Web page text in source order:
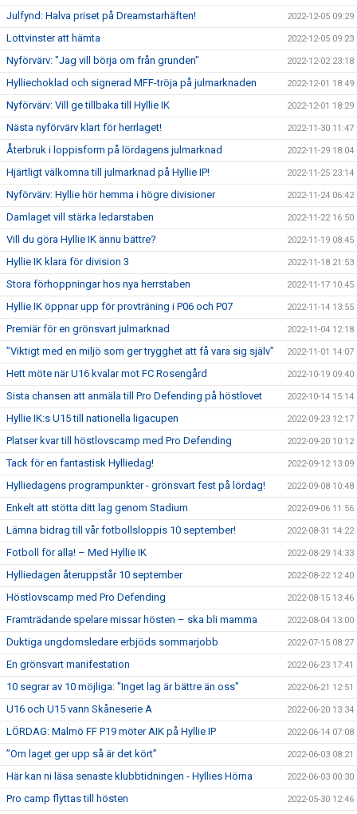
Julfynd: Halva priset på Dreamstarhäften! 2022-12-05 09:29
Lottvinster att hämta 2022-12-05 09:23
Nyförvärv: "Jag vill börja om från grunden" 2022-12-02 23:18
Hylliechoklad och signerad MFF-tröja på julmarknaden 2022-12-01 18:49
Nyförvärv: Vill ge tillbaka till Hyllie IK 2022-12-01 18:29
Nästa nyförvärv klart för herrlaget! 2022-11-30 11:47
Återbruk i loppisform på lördagens julmarknad 2022-11-29 18:04
Hjärtligt välkomna till julmarknad på Hyllie IP! 2022-11-25 23:14
Nyförvärv: Hyllie hör hemma i högre divisioner 2022-11-24 06:42
Damlaget vill stärka ledarstaben 2022-11-22 16:50
Vill du göra Hyllie IK ännu bättre? 2022-11-19 08:45
Hyllie IK klara för division 3 2022-11-18 21:53
Stora förhoppningar hos nya herrstaben 2022-11-17 10:45
Hyllie IK öppnar upp för provträning i P06 och P07 2022-11-14 13:55
Premiär för en grönsvart julmarknad 2022-11-04 12:18
”Viktigt med en miljö som ger trygghet att få vara sig själv” 2022-11-01 14:07
Hett möte när U16 kvalar mot FC Rosengård 2022-10-19 09:40
Sista chansen att anmäla till Pro Defending på höstlovet 2022-10-14 15:14
Hyllie IK:s U15 till nationella ligacupen 2022-09-23 12:17
Platser kvar till höstlovscamp med Pro Defending 2022-09-20 10:12
Tack för en fantastisk Hylliedag! 2022-09-12 13:09
Hylliedagens programpunkter - grönsvart fest på lördag! 2022-09-08 10:48
Enkelt att stötta ditt lag genom Stadium 2022-09-06 11:56
Lämna bidrag till vår fotbollsloppis 10 september! 2022-08-31 14:22
Fotboll för alla! – Med Hyllie IK 2022-08-29 14:33
Hylliedagen återuppstår 10 september 2022-08-22 12:40
Höstlovscamp med Pro Defending 2022-08-15 13:46
Framträdande spelare missar hösten – ska bli mamma 2022-08-04 13:00
Duktiga ungdomsledare erbjöds sommarjobb 2022-07-15 08:27
En grönsvart manifestation 2022-06-23 17:41
10 segrar av 10 möjliga: "Inget lag är bättre än oss" 2022-06-21 12:51
U16 och U15 vann Skåneserie A 2022-06-20 13:34
LÖRDAG: Malmö FF P19 möter AIK på Hyllie IP 2022-06-14 07:08
”Om laget ger upp så är det kört” 2022-06-03 08:21
Här kan ni läsa senaste klubbtidningen - Hyllies Hörna 2022-06-03 00:30
Pro camp flyttas till hösten 2022-05-30 12:46